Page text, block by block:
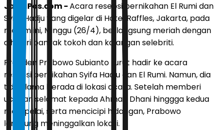
JawaPos.com -Acara resepsi pernikahan El Rumi dan
Syifa Hadju yang digelar di Hotel Raffles, Jakarta, pada
malam ini, Minggu (26/4), berlangsung meriah dengan
dihadiri banyak tokoh dan kalangan selebriti.
Presiden Prabowo Subianto turut hadir ke acara
resepsi pernikahan Syifa Hadju dan El Rumi. Namun, dia
tidak lama berada di lokasi acara. Setelah memberi
ucapan selamat kepada Ahmad Dhani hinggga kedua
mempelai, serta mencicipi hidangan, Prabowo
langsung meninggalkan lokasi.